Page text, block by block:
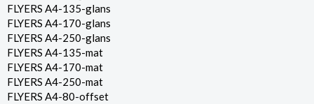
FLYERS A4-135-glans
FLYERS A4-170-glans
FLYERS A4-250-glans
FLYERS A4-135-mat
FLYERS A4-170-mat
FLYERS A4-250-mat
FLYERS A4-80-offset